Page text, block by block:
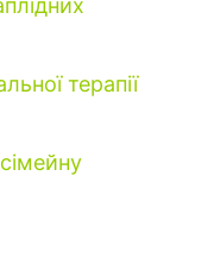
терапії